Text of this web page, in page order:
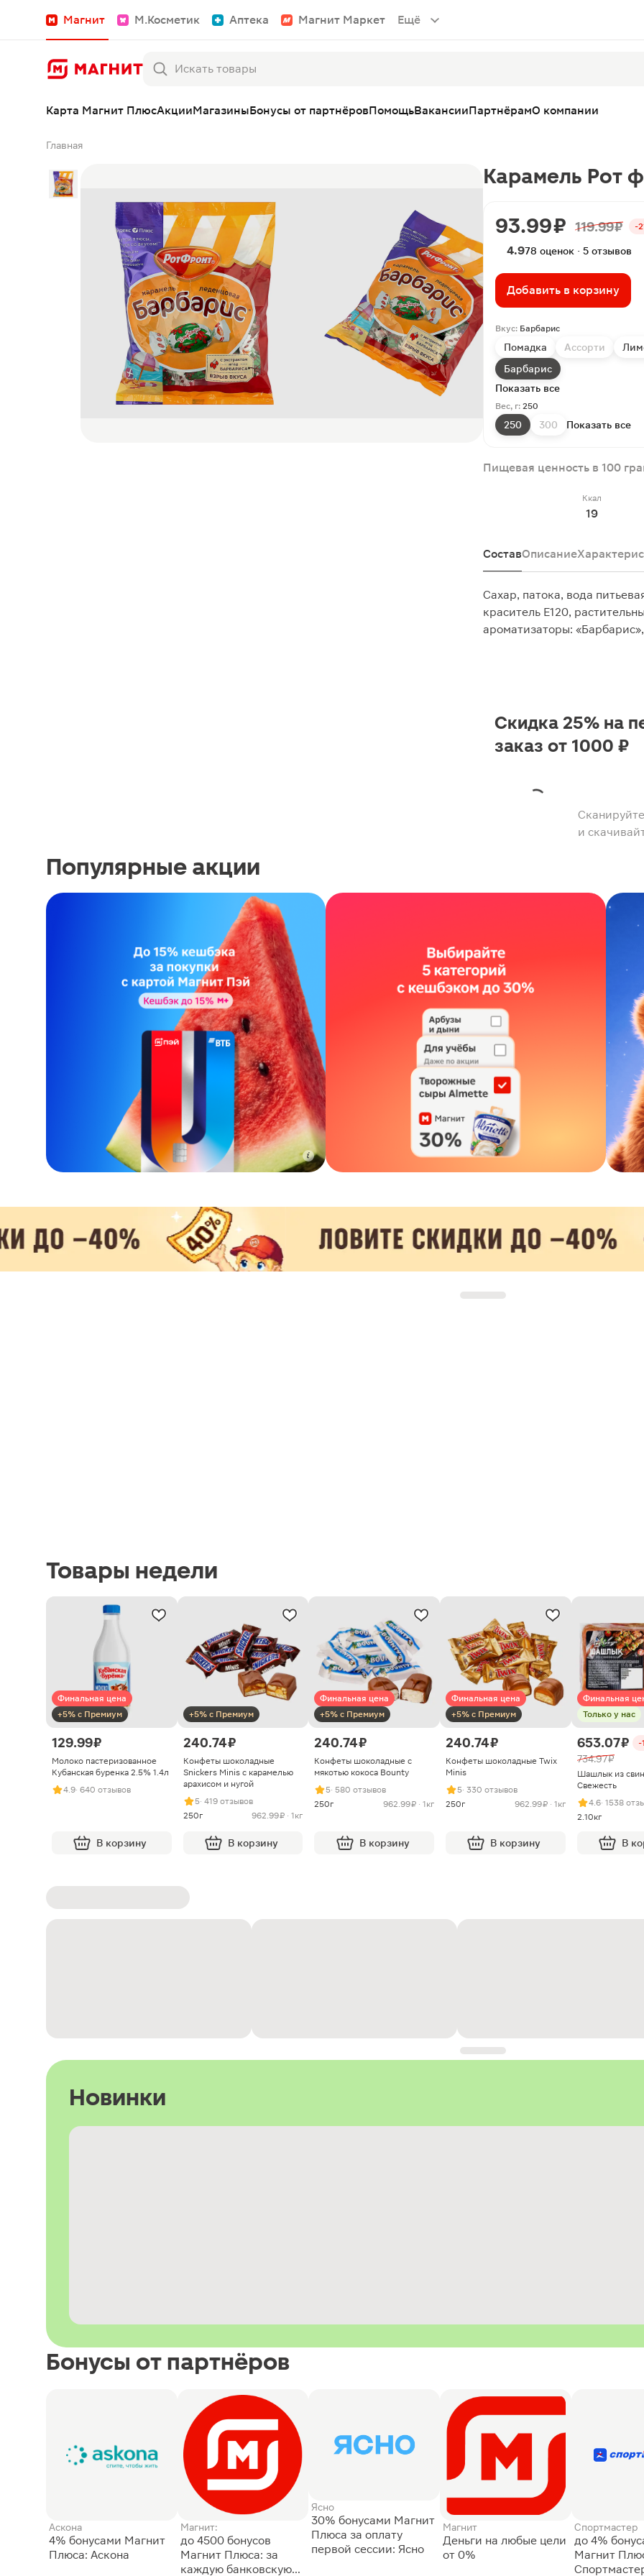
Магнит М.Косметик Аптека Магнит Маркет Ещё
Карта Магнит ПлюсАкцииМагазиныБонусы от партнёровПомощьВакансииПартнёрамО компании
Главная
Карамель Рот
93.99 ₽ 119.99 ₽ -
4.978 оценок · 5 отзывов
Добавить в корзину
Вкус: Барбарис
Помадка Ассорти
Барбарис
Показать все
Вес, г: 250
250 300 Показать все
Пищевая ценность в 100
Ккал
19
СоставОписание
Сахар, патока, вода
краситель Е120,
ароматизаторы:
и
Скидка 25% на
заказ от 1000 ₽
Популярные акции
Товары недели
Финальная цена
+5% с Премиум
129.99 ₽
Молоко пастеризованное
Кубанская буренка 2.5% 1.4л
4.9· 640 отзывов
В корзину
+5% с Премиум
240.74 ₽
Конфеты шоколадные
Snickers Minis с карамелью
арахисом и нугой
5· 419 отзывов
250г
962.99 ₽ · 1кг
В корзину
Финальная цена
+5% с Премиум
240.74 ₽
Конфеты шоколадные с
мякотью кокоса Bounty
5· 580 отзывов
250г
962.99 ₽ · 1кг
В корзину
Финальная цена
+5% с Премиум
240.74 ₽
Конфеты шоколадные Twix
Minis
5· 330 отзывов
250г
962.99 ₽ · 1кг
В корзину
Финальная
Только у нас
653.07 ₽ -
734.97 ₽
Шашлык из
Свежесть
4.6· 1538
2.10кг
В
Новинки
Бонусы от партнёров
Аскона
4% бонусами Магнит
Плюса: Аскона
Магнит:
до 4500 бонусов
Магнит Плюса: за
каждую банковскую
Ясно
30% бонусами Магнит
Плюса за оплату
первой сессии: Ясно
Магнит
Деньги на любые цели
от 0%
Спортмастер
до 4%
Магнит